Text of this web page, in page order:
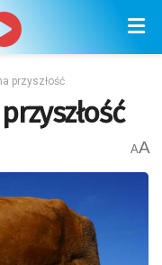
przyszłość
AA